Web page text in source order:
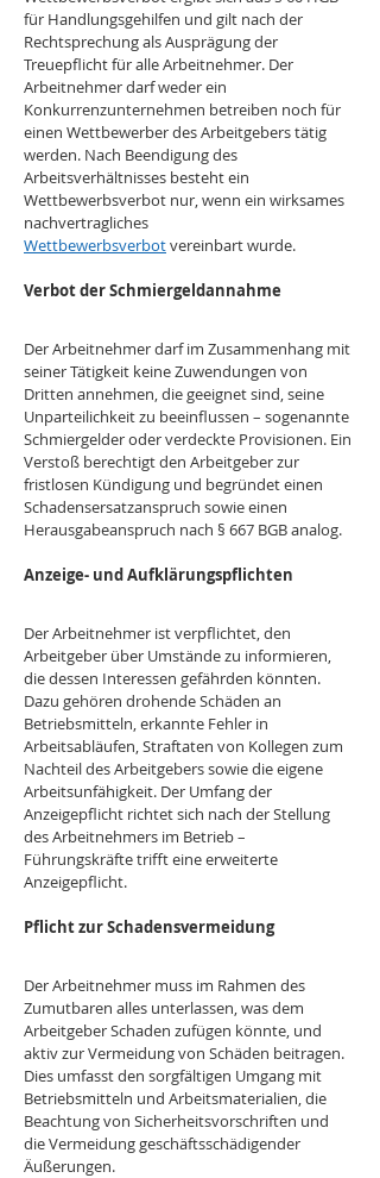
für Handlungsgehilfen und gilt nach der
Rechtsprechung als Ausprägung der
Treuepflicht für alle Arbeitnehmer. Der
Arbeitnehmer darf weder ein
Konkurrenzunternehmen betreiben noch für
einen Wettbewerber des Arbeitgebers tätig
werden. Nach Beendigung des
Arbeitsverhältnisses besteht ein
Wettbewerbsverbot nur, wenn ein wirksames
nachvertragliches
Wettbewerbsverbot vereinbart wurde.
Verbot der Schmiergeldannahme
Der Arbeitnehmer darf im Zusammenhang mit
seiner Tätigkeit keine Zuwendungen von
Dritten annehmen, die geeignet sind, seine
Unparteilichkeit zu beeinflussen – sogenannte
Schmiergelder oder verdeckte Provisionen. Ein
Verstoß berechtigt den Arbeitgeber zur
fristlosen Kündigung und begründet einen
Schadensersatzanspruch sowie einen
Herausgabeanspruch nach § 667 BGB analog.
Anzeige- und Aufklärungspflichten
Der Arbeitnehmer ist verpflichtet, den
Arbeitgeber über Umstände zu informieren,
die dessen Interessen gefährden könnten.
Dazu gehören drohende Schäden an
Betriebsmitteln, erkannte Fehler in
Arbeitsabläufen, Straftaten von Kollegen zum
Nachteil des Arbeitgebers sowie die eigene
Arbeitsunfähigkeit. Der Umfang der
Anzeigepflicht richtet sich nach der Stellung
des Arbeitnehmers im Betrieb –
Führungskräfte trifft eine erweiterte
Anzeigepflicht.
Pflicht zur Schadensvermeidung
Der Arbeitnehmer muss im Rahmen des
Zumutbaren alles unterlassen, was dem
Arbeitgeber Schaden zufügen könnte, und
aktiv zur Vermeidung von Schäden beitragen.
Dies umfasst den sorgfältigen Umgang mit
Betriebsmitteln und Arbeitsmaterialien, die
Beachtung von Sicherheitsvorschriften und
die Vermeidung geschäftsschädigender
Äußerungen.